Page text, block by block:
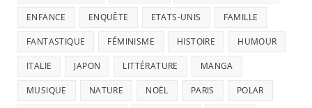
ENFANCE ENQUÊTE ETATS-UNIS FAMILLE
FANTASTIQUE FÉMINISME HISTOIRE HUMOUR
ITALIE JAPON LITTÉRATURE MANGA
MUSIQUE NATURE NOËL PARIS POLAR